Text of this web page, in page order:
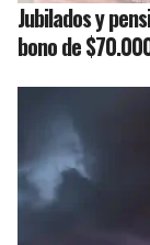
Jubilados y
bono de